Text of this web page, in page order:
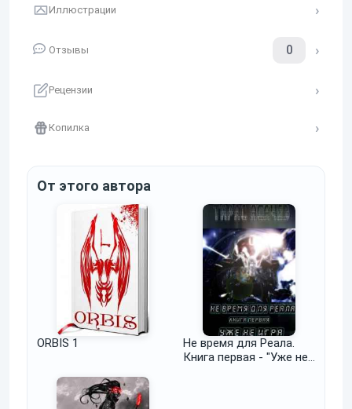
Иллюстрации
Отзывы 0
Рецензии
Копилка
От этого автора
ORBIS 1
Не время для Реала.
Книга первая - "Уже не